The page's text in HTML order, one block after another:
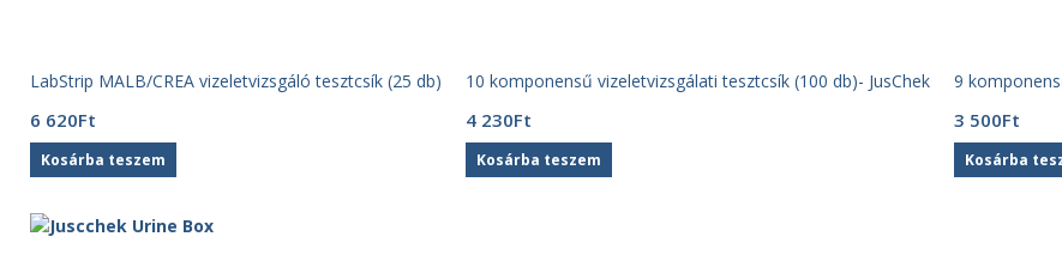
LabStrip MALB/CREA vizeletvizsgáló tesztcsík (25 db)
6 620Ft
Kosárba teszem
10 komponensű vizeletvizsgálati tesztcsík (100 db)- JusChek
4 230Ft
Kosárba teszem
9
3 500Ft
Kosárba